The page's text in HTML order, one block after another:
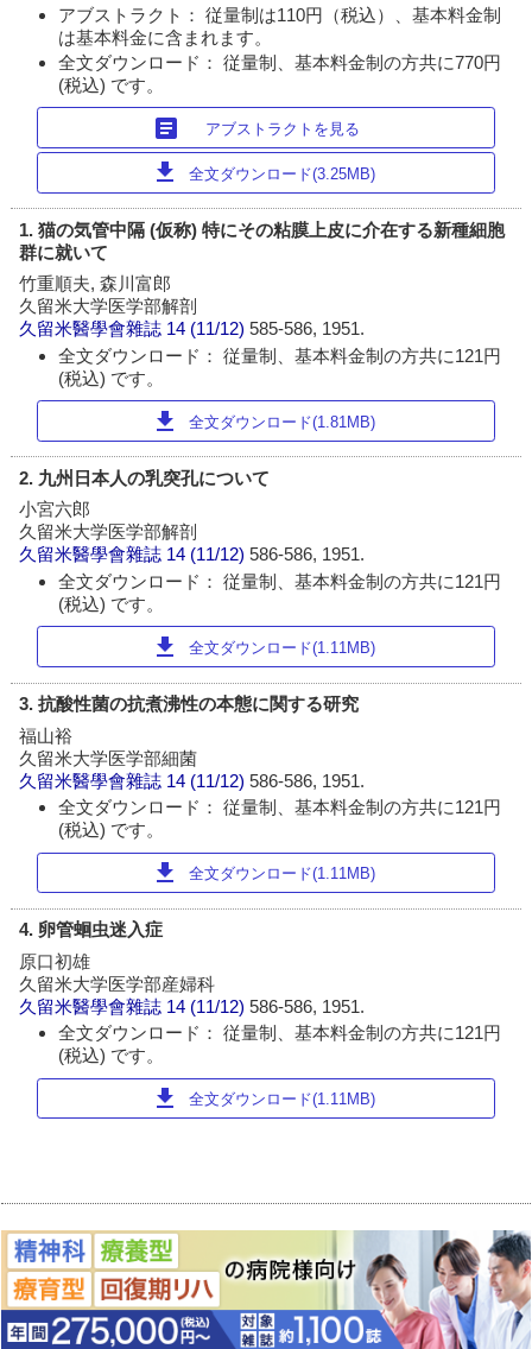
アブストラクト： 従量制は110円（税込）、基本料金制
は基本料金に含まれます。
全文ダウンロード： 従量制、基本料金制の方共に770円
(税込) です。
article アブストラクトを見る
download 全文ダウンロード(3.25MB)
1. 猫の気管中隔 (仮称) 特にその粘膜上皮に介在する新種細胞
群に就いて
竹重順夫, 森川富郎
久留米大学医学部解剖
久留米醫學會雜誌 14 (11/12)585-586, 1951.
全文ダウンロード： 従量制、基本料金制の方共に121円
(税込) です。
download 全文ダウンロード(1.81MB)
2. 九州日本人の乳突孔について
小宮六郎
久留米大学医学部解剖
久留米醫學會雜誌 14 (11/12)586-586, 1951.
全文ダウンロード： 従量制、基本料金制の方共に121円
(税込) です。
download 全文ダウンロード(1.11MB)
3. 抗酸性菌の抗煮沸性の本態に関する研究
福山裕
久留米大学医学部細菌
久留米醫學會雜誌 14 (11/12)586-586, 1951.
全文ダウンロード： 従量制、基本料金制の方共に121円
(税込) です。
download 全文ダウンロード(1.11MB)
4. 卵管蛔虫迷入症
原口初雄
久留米大学医学部産婦科
久留米醫學會雜誌 14 (11/12)586-586, 1951.
全文ダウンロード： 従量制、基本料金制の方共に121円
(税込) です。
download 全文ダウンロード(1.11MB)